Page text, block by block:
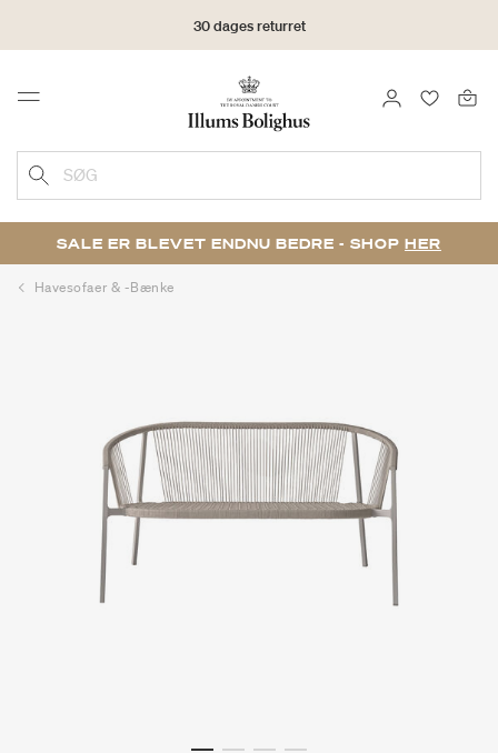
30 dages returret
Menu LOG IND
SØG
SALE ER BLEVET ENDNU BEDRE - SHOP HER
Havesofaer & -bænke